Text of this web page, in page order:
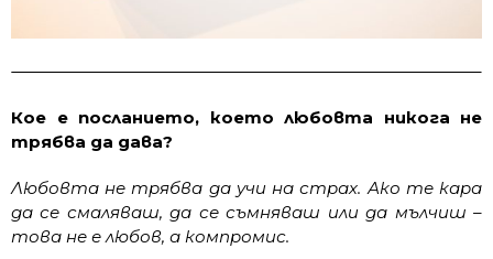
Кое е посланието, което любовта никога не
трябва да дава?
Любовта не трябва да учи на страх. Ако те кара
да се смаляваш, да се съмняваш или да мълчиш –
това не е любов, а компромис.